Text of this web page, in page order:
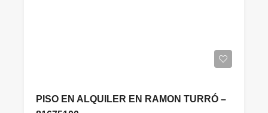
PISO EN ALQUILER EN RAMON TURRÓ –